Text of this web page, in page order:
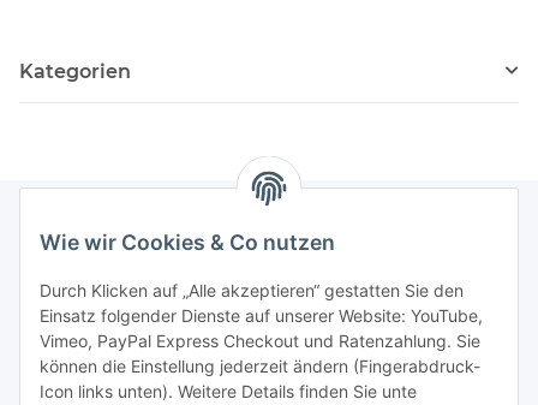
Kategorien
Gesetzliche Informationen
Wie wir Cookies & Co nutzen
Durch Klicken auf „Alle akzeptieren“ gestatten Sie den
Einsatz folgender Dienste auf unserer Website: YouTube,
Vimeo, PayPal Express Checkout und Ratenzahlung. Sie
können die Einstellung jederzeit ändern (Fingerabdruck-
Icon links unten). Weitere Details finden Sie unte